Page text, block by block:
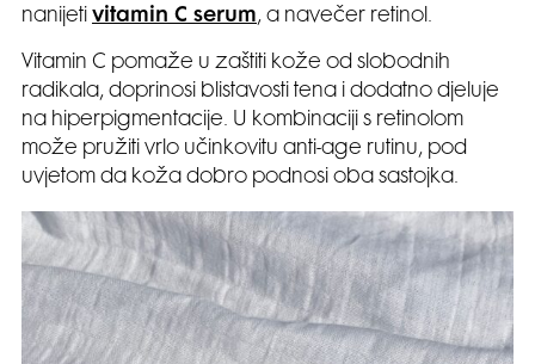
nanijeti vitamin C serum, a navečer retinol.
Vitamin C pomaže u zaštiti kože od slobodnih
radikala, doprinosi blistavosti tena i dodatno djeluje
na hiperpigmentacije. U kombinaciji s retinolom
može pružiti vrlo učinkovitu anti-age rutinu, pod
uvjetom da koža dobro podnosi oba sastojka.